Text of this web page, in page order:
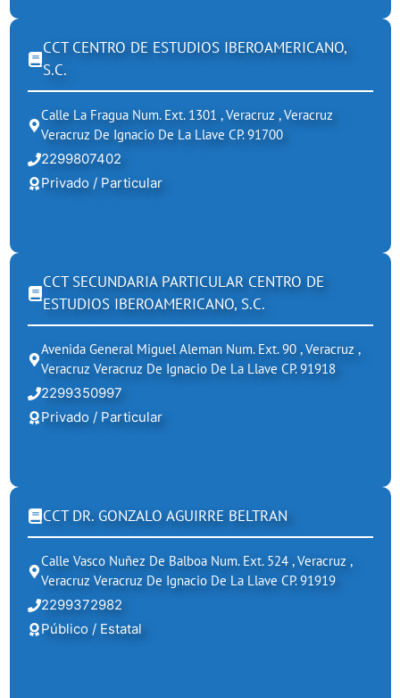
CCT CENTRO DE ESTUDIOS IBEROAMERICANO,
S.C.
Calle La Fragua Num. Ext. 1301 , Veracruz , Veracruz
Veracruz De Ignacio De La Llave CP. 91700
2299807402
Privado / Particular
CCT SECUNDARIA PARTICULAR CENTRO DE
ESTUDIOS IBEROAMERICANO, S.C.
Avenida General Miguel Aleman Num. Ext. 90 , Veracruz ,
Veracruz Veracruz De Ignacio De La Llave CP. 91918
2299350997
Privado / Particular
CCT DR. GONZALO AGUIRRE BELTRAN
Calle Vasco Nuñez De Balboa Num. Ext. 524 , Veracruz ,
Veracruz Veracruz De Ignacio De La Llave CP. 91919
2299372982
Público / Estatal